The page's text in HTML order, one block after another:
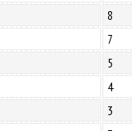
8
7
5
4
3